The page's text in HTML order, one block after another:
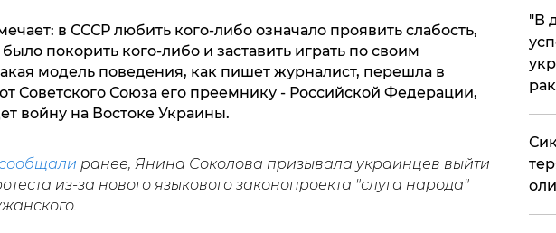
в СССР любить кого-либо означало проявить слабость,
покорить кого-либо и заставить играть по своим
модель поведения, как пишет журналист, перешла в
Советского Союза его преемнику - Российской Федерации,
войну на Востоке Украины.
ранее, Янина Соколова призывала украинцев выйти
из-за нового языкового законопроекта "слуга народа"
​"В